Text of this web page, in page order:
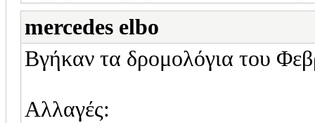
mercedes elbo
Βγήκαν τα δρομολόγια του
Αλλαγές: